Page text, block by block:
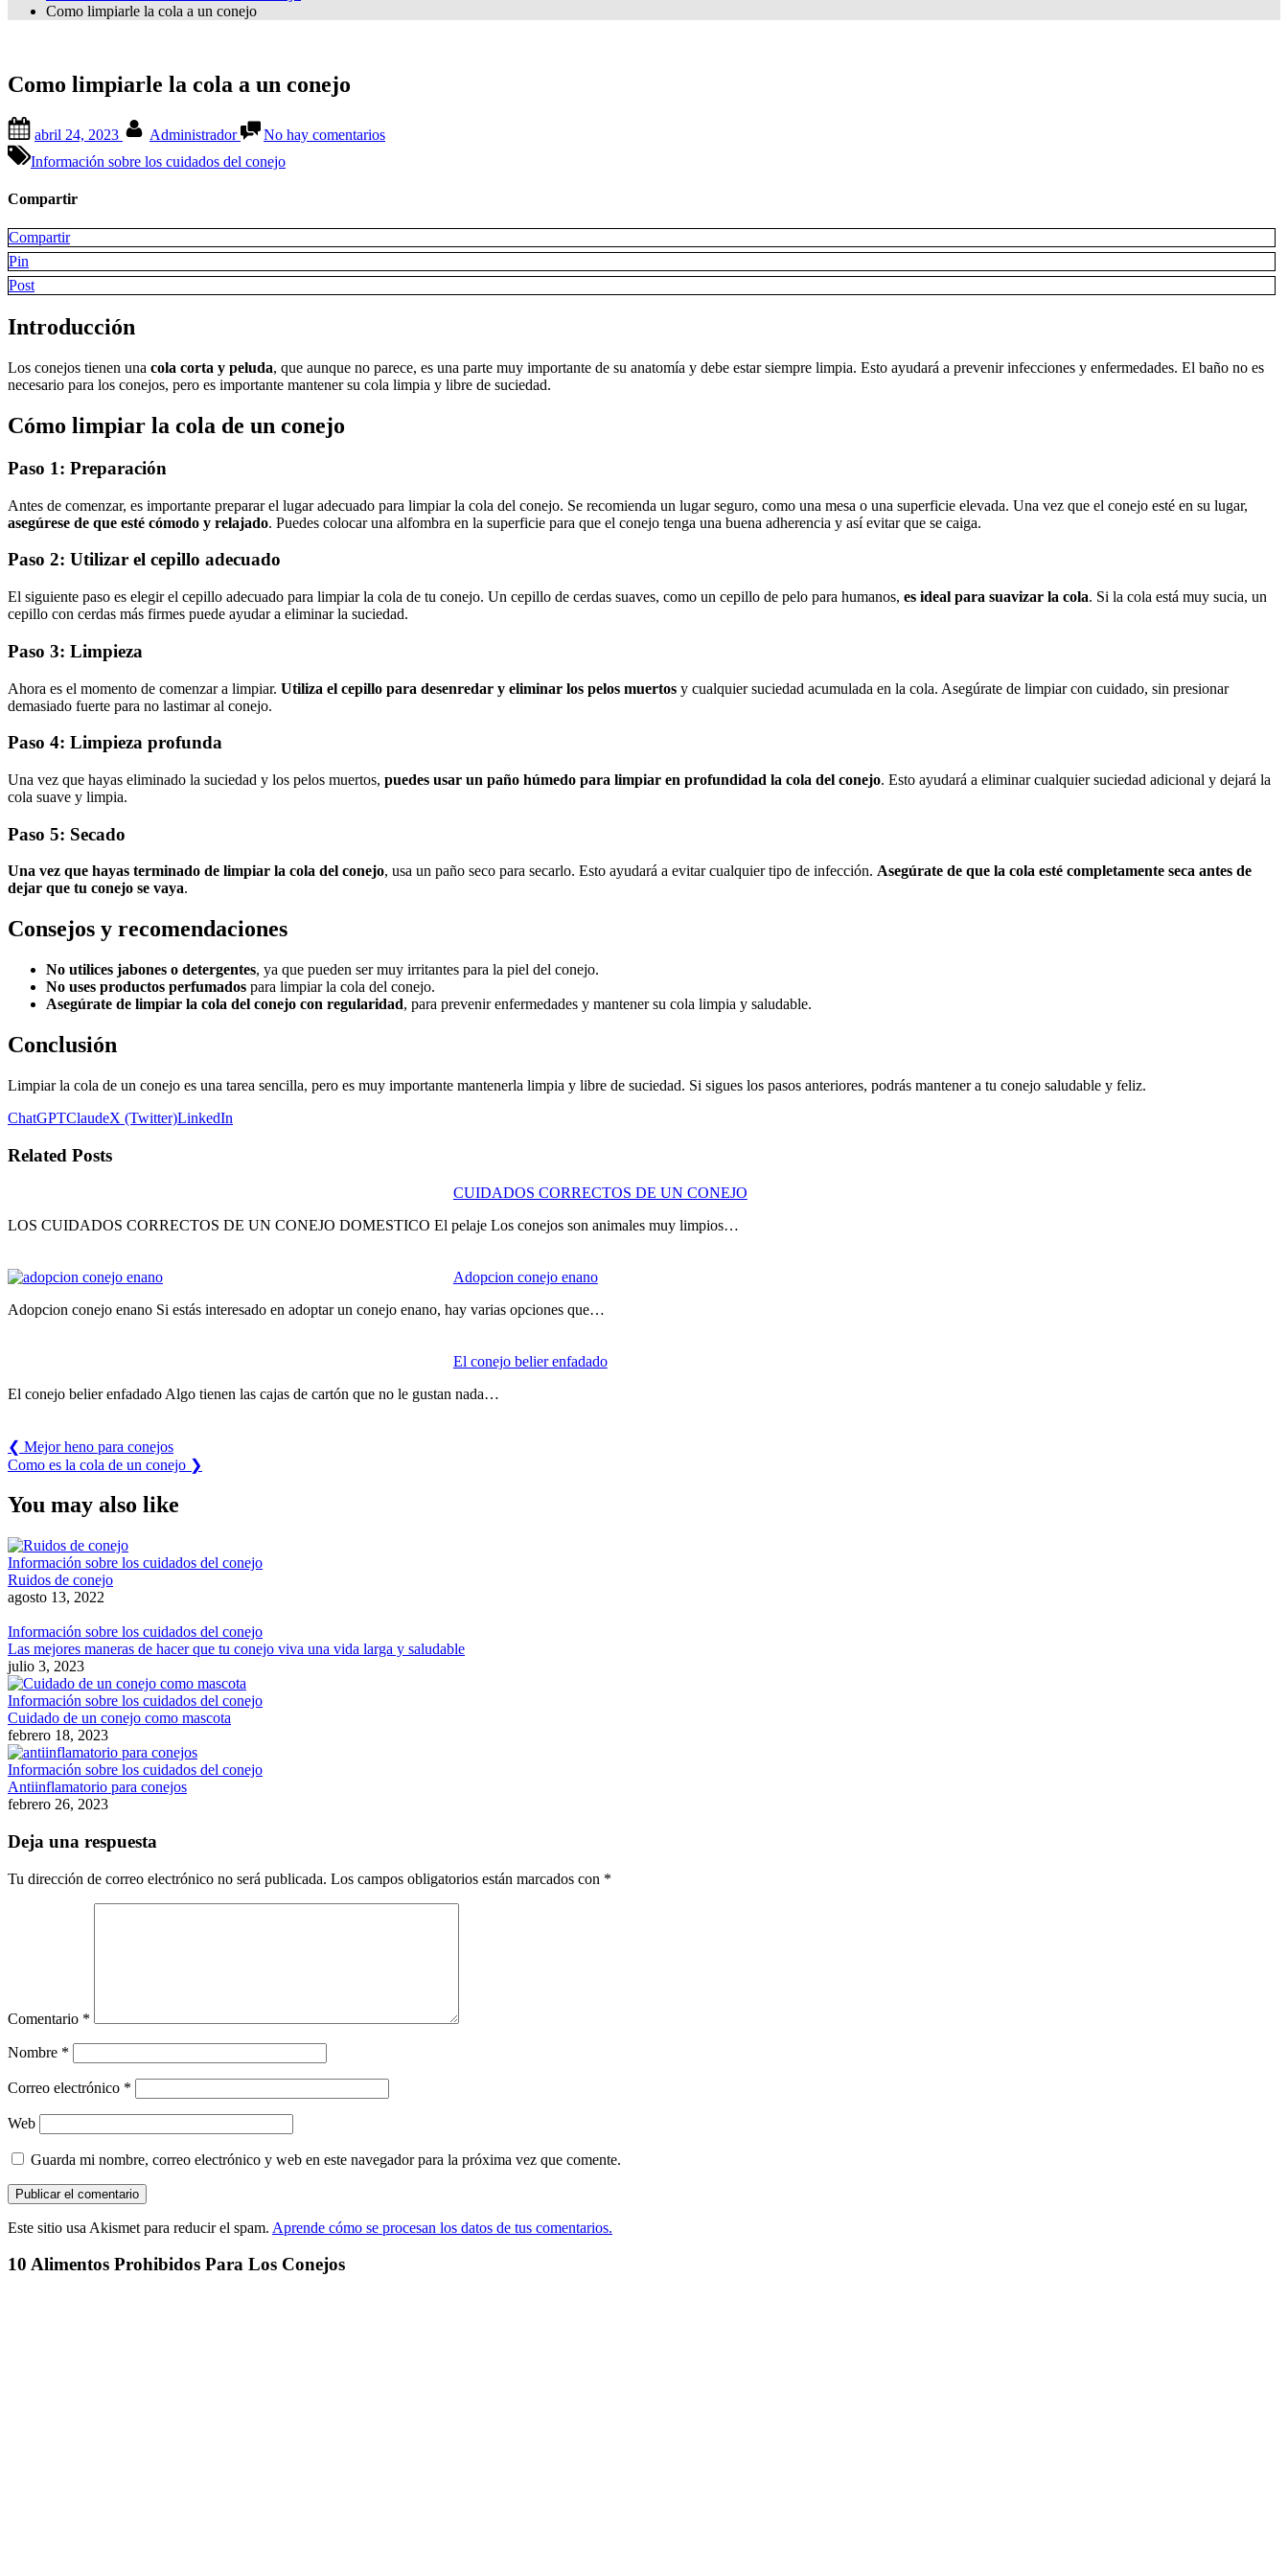
Como limpiarle la cola a un conejo
Como limpiarle la cola a un conejo
on
abril 24, 2023 Administrador No hay comentariosComo
un
conejo
Información sobre los cuidados del conejo
Compartir
Compartir
Pin
Post
Introducción
Los conejos tienen una cola corta y peluda, que aunque no parece, es una parte muy importante de su anatomía y debe estar siempre limpia. Esto ayudará a prevenir infecciones y enfermedades. El baño no es
necesario para los conejos, pero es importante mantener su cola limpia y libre de suciedad.
Cómo limpiar la cola de un conejo
Paso 1: Preparación
Antes de comenzar, es importante preparar el lugar adecuado para limpiar la cola del conejo. Se recomienda un lugar seguro, como una mesa o una superficie elevada. Una vez que el conejo esté en su lugar,
asegúrese de que esté cómodo y relajado. Puedes colocar una alfombra en la superficie para que el conejo tenga una buena adherencia y así evitar que se caiga.
Paso 2: Utilizar el cepillo adecuado
El siguiente paso es elegir el cepillo adecuado para limpiar la cola de tu conejo. Un cepillo de cerdas suaves, como un cepillo de pelo para humanos, es ideal para suavizar la cola. Si la cola está muy sucia, un
cepillo con cerdas más firmes puede ayudar a eliminar la suciedad.
Paso 3: Limpieza
Ahora es el momento de comenzar a limpiar. Utiliza el cepillo para desenredar y eliminar los pelos muertos y cualquier suciedad acumulada en la cola. Asegúrate de limpiar con cuidado, sin presionar
demasiado fuerte para no lastimar al conejo.
Paso 4: Limpieza profunda
Una vez que hayas eliminado la suciedad y los pelos muertos, puedes usar un paño húmedo para limpiar en profundidad la cola del conejo. Esto ayudará a eliminar cualquier suciedad adicional y dejará la
cola suave y limpia.
Paso 5: Secado
Una vez que hayas terminado de limpiar la cola del conejo, usa un paño seco para secarlo. Esto ayudará a evitar cualquier tipo de infección. Asegúrate de que la cola esté completamente seca antes de
dejar que tu conejo se vaya.
Consejos y recomendaciones
No utilices jabones o detergentes, ya que pueden ser muy irritantes para la piel del conejo.
No uses productos perfumados para limpiar la cola del conejo.
Asegúrate de limpiar la cola del conejo con regularidad, para prevenir enfermedades y mantener su cola limpia y saludable.
Conclusión
Limpiar la cola de un conejo es una tarea sencilla, pero es muy importante mantenerla limpia y libre de suciedad. Si sigues los pasos anteriores, podrás mantener a tu conejo saludable y feliz.
ChatGPTClaudeX (Twitter)LinkedIn
Related Posts
CUIDADOS CORRECTOS DE UN CONEJO
LOS CUIDADOS CORRECTOS DE UN CONEJO DOMESTICO El pelaje Los conejos son animales muy limpios…
Adopcion conejo enano
Adopcion conejo enano Si estás interesado en adoptar un conejo enano, hay varias opciones que…
El conejo belier enfadado
El conejo belier enfadado Algo tienen las cajas de cartón que no le gustan nada…
de
❮ Previous
Post:
Mejor heno para conejos
Next
Como es la cola de un conejo ❯
You may also like
Información sobre los cuidados del conejo
Ruidos de conejo
agosto 13, 2022
Información sobre los cuidados del conejo
Las mejores maneras de hacer que tu conejo viva una vida larga y saludable
julio 3, 2023
Información sobre los cuidados del conejo
Cuidado de un conejo como mascota
febrero 18, 2023
Información sobre los cuidados del conejo
Antiinflamatorio para conejos
febrero 26, 2023
Deja una respuesta
Tu dirección de correo electrónico no será publicada. Los campos obligatorios están marcados con *
Comentario *
Nombre *
Correo electrónico *
Web
Guarda mi nombre, correo electrónico y web en este navegador para la próxima vez que comente.
Este sitio usa Akismet para reducir el spam. Aprende cómo se procesan los datos de tus comentarios.
10 Alimentos Prohibidos Para Los Conejos